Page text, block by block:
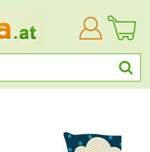
Anmelden